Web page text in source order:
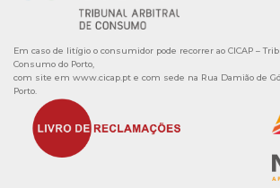
Em caso de litígio o consumidor pode recorrer ao CICAP –
Consumo do Porto,
com site em www.cicap.pt e com sede na Rua Damião de
Porto.